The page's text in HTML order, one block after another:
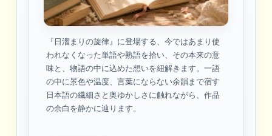
『日溜まりの旋律』に登場する、今ではあまり使
われなくなった単語や熟語を拾い、その本来の意
味と、物語の中に込めた想いを紐解きます。一語
の中に景色や温度、言葉にならない余韻まで宿す
日本語の繊細さと奥ゆかしさに触れながら、作品
の余白を静かに辿ります。